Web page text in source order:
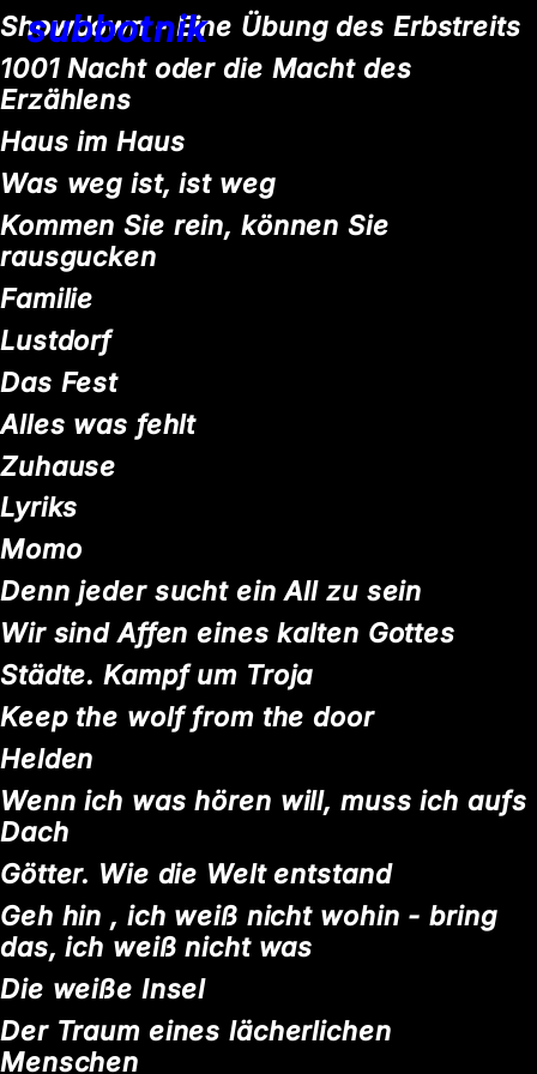
subbotnik
Showdown - Eine Übung des Erbstreits
1001 Nacht oder die Macht des
Erzählens
Haus im Haus
Was weg ist, ist weg
Kommen Sie rein, können Sie
rausgucken
Familie
Lustdorf
Das Fest
Alles was fehlt
Zuhause
Lyriks
Momo
Denn jeder sucht ein All zu sein
Wir sind Affen eines kalten Gottes
Städte. Kampf um Troja
Keep the wolf from the door
Helden
Wenn ich was hören will, muss ich aufs
Dach
Götter. Wie die Welt entstand
Geh hin , ich weiß nicht wohin - bring
das, ich weiß nicht was
Die weiße Insel
Der Traum eines lächerlichen
Menschen